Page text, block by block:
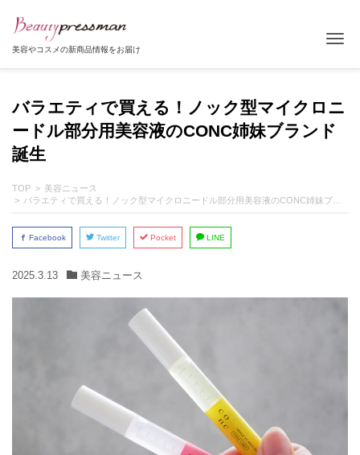
美容やコスメの新商品情報をお届け
バラエティで買える！ノック型マイクロニ
ードル部分用美容液のCONC姉妹ブランド
誕生
TOP
美容ニュース
バラエティで買える！ノック型マイクロニードル部分用美容液のCONC姉妹ブランド誕生
Facebook Twitter Pocket LINE
2025.3.13 美容ニュース